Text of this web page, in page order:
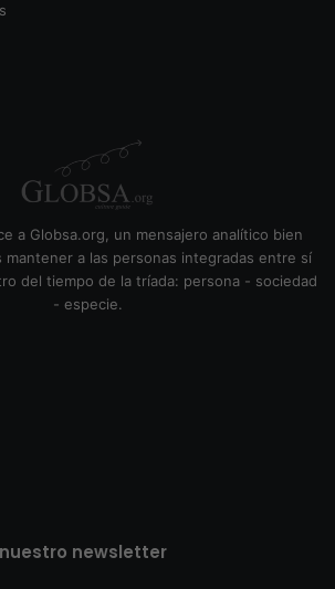
a Globsa.org, un mensajero analítico bien
mantener a las personas integradas entre sí
del tiempo de la tríada: persona - sociedad
- especie.
newsletter